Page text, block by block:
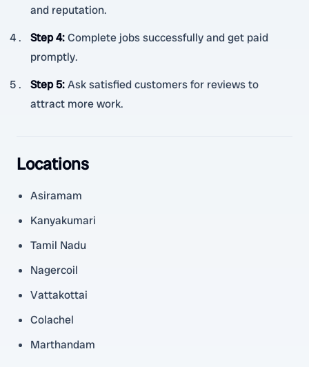
and reputation.
Step 4:Complete jobs successfully and get paid
promptly.
Step 5:Ask satisfied customers for reviews to
attract more work.
Locations
Asiramam
Kanyakumari
Tamil Nadu
Nagercoil
Vattakottai
Colachel
Marthandam